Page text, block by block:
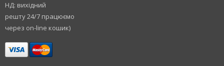
НД: вихідний
решту 24/7 працюємо
через on-line кошик)